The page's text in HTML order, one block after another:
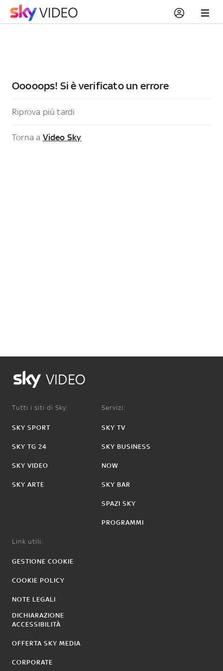
Ooooops! Si è verificato un errore
Riprova più tardi
Torna a Video Sky
VIDEO
Tutti i siti di Sky:
SKY SPORT
SKY TG 24
SKY VIDEO
SKY ARTE
Servizi:
SKY TV
SKY BUSINESS
NOW
SKY BAR
SPAZI SKY
PROGRAMMI
Link utili:
GESTIONE COOKIE
COOKIE POLICY
NOTE LEGALI
DICHIARAZIONE
ACCESSIBILITÀ
OFFERTA SKY MEDIA
CORPORATE